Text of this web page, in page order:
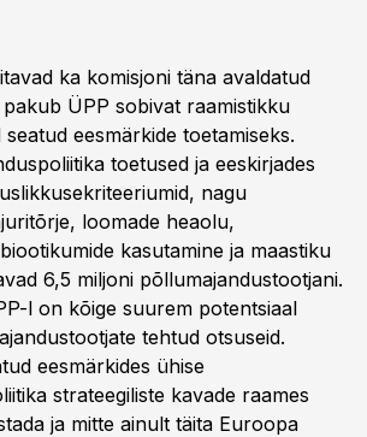
ka komisjoni täna avaldatud
ÜPP sobivat raamistikku
eesmärkide toetamiseks.
toetused ja eeskirjades
nagu
loomade heaolu,
kasutamine ja maastiku
6,5 miljoni põllumajandustootjani.
l on kõige suurem potentsiaal
tehtud otsuseid.
eesmärkides ühise
strateegiliste kavade raames
ja mitte ainult täita Euroopa